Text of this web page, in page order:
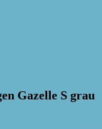
Gazelle S grau